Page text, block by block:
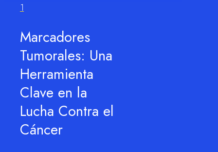
1
Marcadores
Tumorales: Una
Herramienta
Clave en la
Lucha Contra el
Cáncer